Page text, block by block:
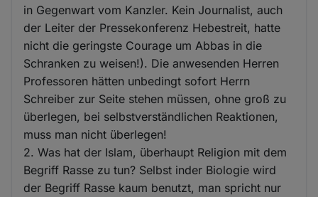
in Gegenwart vom Kanzler. Kein Journalist, auch
der Leiter der Pressekonferenz Hebestreit, hatte
nicht die geringste Courage um Abbas in die
Schranken zu weisen!). Die anwesenden Herren
Professoren hätten unbedingt sofort Herrn
Schreiber zur Seite stehen müssen, ohne groß zu
überlegen, bei selbstverständlichen Reaktionen,
muss man nicht überlegen!
2. Was hat der Islam, überhaupt Religion mit dem
Begriff Rasse zu tun? Selbst inder Biologie wird
der Begriff Rasse kaum benutzt, man spricht nur